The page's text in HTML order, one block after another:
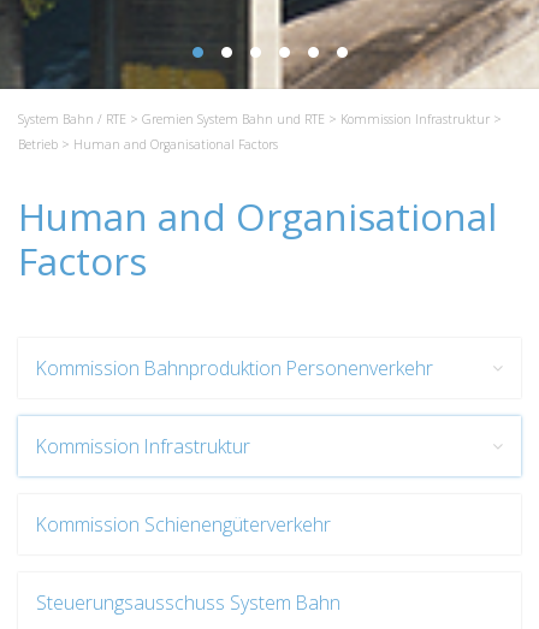
System Bahn / RTE > Gremien System Bahn und RTE > Kommission Infrastruktur >
Betrieb > Human and Organisational Factors
Human and Organisational
Factors
Kommission Bahnproduktion Personenverkehr
Kommission Infrastruktur
Kommission Schienengüterverkehr
Steuerungsausschuss System Bahn